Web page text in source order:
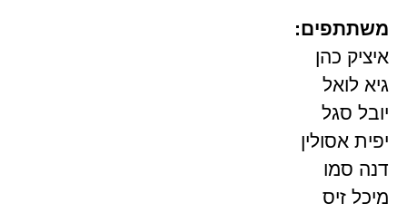
משתתפים:
איציק כהן
גיא לואל
יובל סגל
יפית אסולין
דנה סמו
מיכל זיס